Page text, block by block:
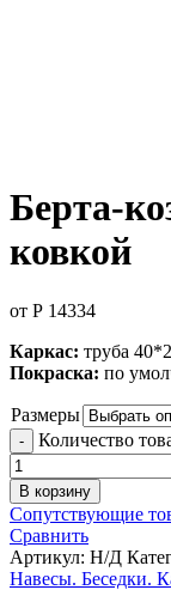
Берта-
ковкой
от Р 14334
Каркас: труба
Покраска: по
Размеры
Количество
В корзину
Сопутствующие
Сравнить
Артикул: Н/Д
Навесы. Беседки.